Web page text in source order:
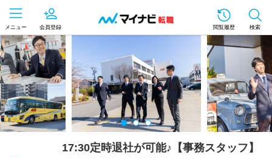
メニュー 会員登録 閲覧履歴 検索
17:30定時退社が可能♪【事務スタッフ】